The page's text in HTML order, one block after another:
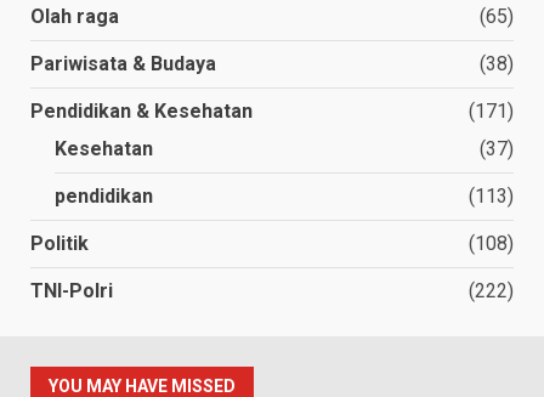
Olah raga (65)
Pariwisata & Budaya (38)
Pendidikan & Kesehatan
(171)
Kesehatan
(37)
pendidikan (113)
Politik (108)
TNI-Polri (222)
YOU MAY HAVE MISSED